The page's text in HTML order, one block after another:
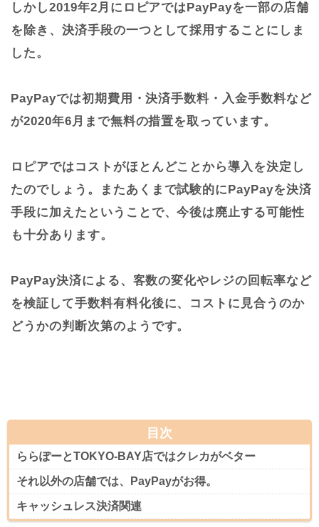
しかし2019年2月にロピアではPayPayを一部の店舗
を除き、決済手段の一つとして採用することにしま
した。
PayPayでは初期費用・決済手数料・入金手数料など
が2020年6月まで無料の措置を取っています。
ロピアではコストがほとんどことから導入を決定し
たのでしょう。またあくまで試験的にPayPayを決済
手段に加えたということで、今後は廃止する可能性
も十分あります。
PayPay決済による、客数の変化やレジの回転率など
を検証して手数料有料化後に、コストに見合うのか
どうかの判断次第のようです。
目次
ららぽーとTOKYO-BAY店ではクレカがベター
それ以外の店舗では、PayPayがお得。
キャッシュレス決済関連